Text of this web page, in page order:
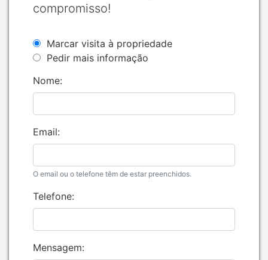
compromisso!
Marcar visita à propriedade
Pedir mais informação
Nome:
Email:
O email ou o telefone têm de estar preenchidos.
Telefone:
Mensagem: